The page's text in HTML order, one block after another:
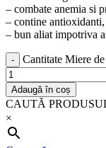
– combate anemia si
– contine
– bun aliat impotriva
Cantitate Miere
Adaugă în coș
CAUTĂ
×